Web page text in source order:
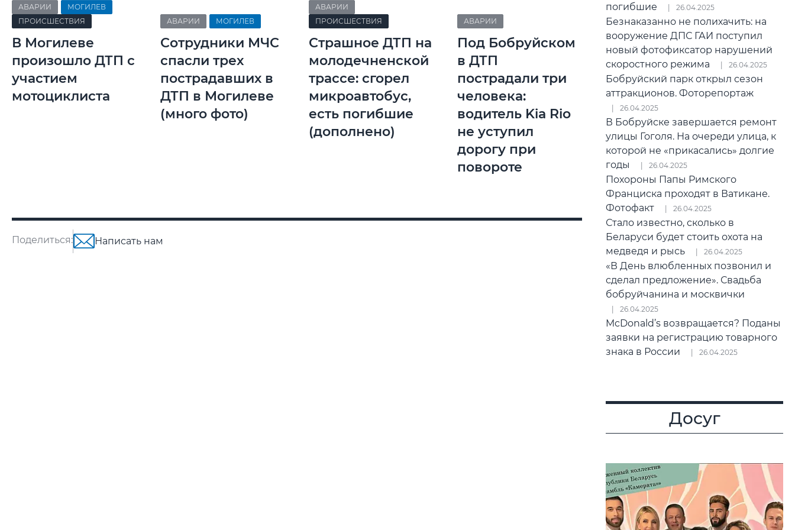
АВАРИИ
МОГИЛЕВ
ПРОИСШЕСТВИЯ
В Могилеве
произошло ДТП с
участием
мотоциклиста
АВАРИИ МОГИЛЕВ
Сотрудники МЧС
спасли трех
пострадавших в
ДТП в Могилеве
(много фото)
АВАРИИ
ПРОИСШЕСТВИЯ
Страшное ДТП на
молодечненской
трассе: сгорел
микроавтобус,
есть погибшие
(дополнено)
АВАРИИ
Под Бобруйском
в ДТП
пострадали три
человека:
водитель Kia Rio
не уступил
дорогу при
повороте
Поделиться: Написать нам
погибшие
26.04.2025
Безнаказанно не полихачить: на
вооружение ДПС ГАИ поступил
новый фотофиксатор нарушений
скоростного режима
26.04.2025
Бобруйский парк открыл сезон
аттракционов. Фоторепортаж
26.04.2025
В Бобруйске завершается ремонт
улицы Гоголя. На очереди улица, к
которой не «прикасались» долгие
годы
26.04.2025
Похороны Папы Римского
Франциска проходят в Ватикане.
Фотофакт
26.04.2025
Стало известно, сколько в
Беларуси будет стоить охота на
медведя и рысь
26.04.2025
«В День влюбленных позвонил и
сделал предложение». Свадьба
бобруйчанина и москвички
26.04.2025
McDonald’s возвращается? Поданы
заявки на регистрацию товарного
знака в России
26.04.2025
Досуг